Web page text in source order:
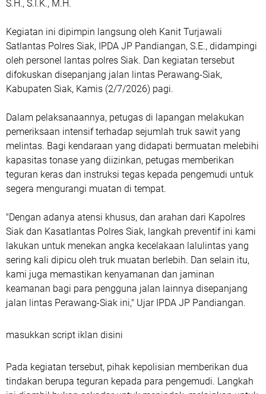
S.H., S.I.K., M.H.
Kegiatan ini dipimpin langsung oleh Kanit Turjawali
Satlantas Polres Siak, IPDA JP Pandiangan, S.E., didampingi
oleh personel lantas polres Siak. Dan kegiatan tersebut
difokuskan disepanjang jalan lintas Perawang-Siak,
Kabupaten Siak, Kamis (2/7/2026) pagi.
Dalam pelaksanaannya, petugas di lapangan melakukan
pemeriksaan intensif terhadap sejumlah truk sawit yang
melintas. Bagi kendaraan yang didapati bermuatan melebihi
kapasitas tonase yang diizinkan, petugas memberikan
teguran keras dan instruksi tegas kepada pengemudi untuk
segera mengurangi muatan di tempat.
"Dengan adanya atensi khusus, dan arahan dari Kapolres
Siak dan Kasatlantas Polres Siak, langkah preventif ini kami
lakukan untuk menekan angka kecelakaan lalulintas yang
sering kali dipicu oleh truk muatan berlebih. Dan selain itu,
kami juga memastikan kenyamanan dan jaminan
keamanan bagi para pengguna jalan lainnya disepanjang
jalan lintas Perawang-Siak ini," Ujar IPDA JP Pandiangan.
masukkan script iklan disini
Pada kegiatan tersebut, pihak kepolisian memberikan dua
tindakan berupa teguran kepada para pengemudi. Langkah